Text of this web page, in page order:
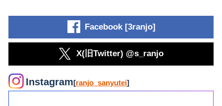
Facebook [3ranjo]
X(旧Twitter) @s_ranjo
Instagram[ranjo_sanyutei]